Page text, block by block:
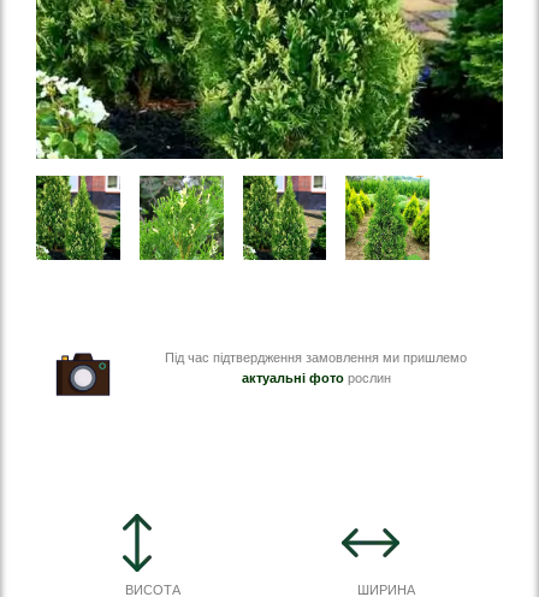
Під час підтвердження замовлення ми пришлемо
актуальні фоторослин
ВИСОТА ШИРИНА